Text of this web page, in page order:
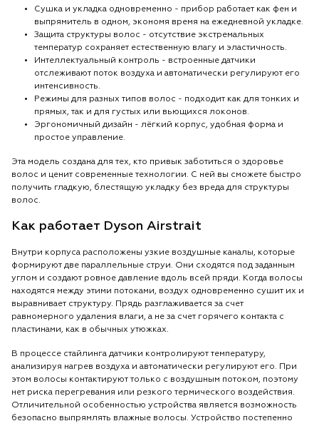
Сушка и укладка одновременно - прибор работает как фен и
выпрямитель в одном, экономя время на ежедневной укладке.
Защита структуры волос - отсутствие экстремальных
температур сохраняет естественную влагу и эластичность.
Интеллектуальный контроль - встроенные датчики
отслеживают поток воздуха и автоматически регулируют его
интенсивность.
Режимы для разных типов волос - подходит как для тонких и
прямых, так и для густых или вьющихся локонов.
Эргономичный дизайн - лёгкий корпус, удобная форма и
простое управление.
Эта модель создана для тех, кто привык заботиться о здоровье
волос и ценит современные технологии. С ней вы сможете быстро
получить гладкую, блестящую укладку без вреда для структуры
волос.
Как работает Dyson Airstrait
Внутри корпуса расположены узкие воздушные каналы, которые
формируют две параллельные струи. Они сходятся под заданным
углом и создают ровное давление вдоль всей пряди. Когда волосы
находятся между этими потоками, воздух одновременно сушит их и
выравнивает структуру. Прядь разглаживается за счет
равномерного удаления влаги, а не за счет горячего контакта с
пластинами, как в обычных утюжках.
В процессе стайлинга датчики контролируют температуру,
анализируя нагрев воздуха и автоматически регулируют его. При
этом волосы контактируют только с воздушным потоком, поэтому
нет риска перегревания или резкого термического воздействия.
Отличительной особенностью устройства является возможность
безопасно выпрямлять влажные волосы. Устройство постепенно